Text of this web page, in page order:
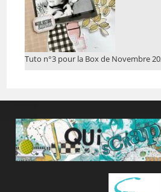
Tuto n°3 pour la Box de Novembre